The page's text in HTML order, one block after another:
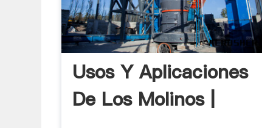
Usos Y Aplicaciones
De Los Molinos |